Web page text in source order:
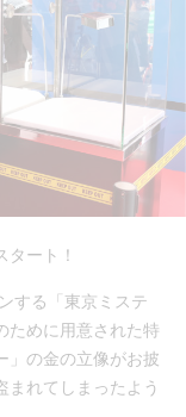
ート！
する「東京ミステ
ために用意された特
」の金の立像がお披
まれてしまったよう